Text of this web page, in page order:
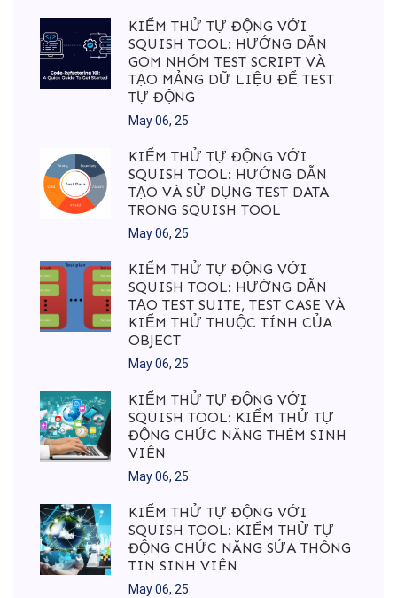
KIỂM THỬ TỰ ĐỘNG VỚI
SQUISH TOOL: HƯỚNG DẪN
GOM NHÓM TEST SCRIPT VÀ
TẠO MẢNG DỮ LIỆU ĐỂ TEST
TỰ ĐỘNG
May 06, 25
KIỂM THỬ TỰ ĐỘNG VỚI
SQUISH TOOL: HƯỚNG DẪN
TẠO VÀ SỬ DỤNG TEST DATA
TRONG SQUISH TOOL
May 06, 25
KIỂM THỬ TỰ ĐỘNG VỚI
SQUISH TOOL: HƯỚNG DẪN
TẠO TEST SUITE, TEST CASE VÀ
KIỂM THỬ THUỘC TÍNH CỦA
OBJECT
May 06, 25
KIỂM THỬ TỰ ĐỘNG VỚI
SQUISH TOOL: KIỂM THỬ TỰ
ĐỘNG CHỨC NĂNG THÊM SINH
VIÊN
May 06, 25
KIỂM THỬ TỰ ĐỘNG VỚI
SQUISH TOOL: KIỂM THỬ TỰ
ĐỘNG CHỨC NĂNG SỬA THÔNG
TIN SINH VIÊN
May 06, 25